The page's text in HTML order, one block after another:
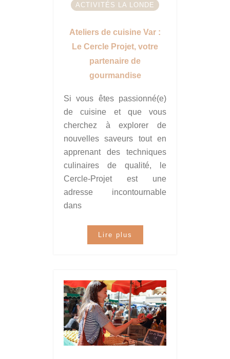
ACTIVITÉS LA LONDE
Ateliers de cuisine Var :
Le Cercle Projet, votre
partenaire de
gourmandise
Si vous êtes passionné(e)
de cuisine et que vous
cherchez à explorer de
nouvelles saveurs tout en
apprenant des techniques
culinaires de qualité, le
Cercle-Projet est une
adresse incontournable
dans
Lire plus